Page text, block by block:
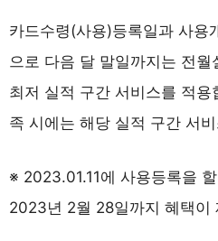
카드수령(사용)등록일과 사용
으로 다음 달 말일까지는 전
최저 실적 구간 서비스를 적
족 시에는 해당 실적 구간 서
※ 2023.01.11에 사용등록을
2023년 2월 28일까지 혜택이